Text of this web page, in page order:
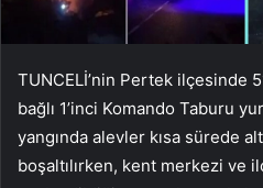
TUNCELİ’nin Pertek ilçesinde
bağlı 1’inci Komando Taburu
yangında alevler kısa sürede
boşaltılırken, kent merkezi ve